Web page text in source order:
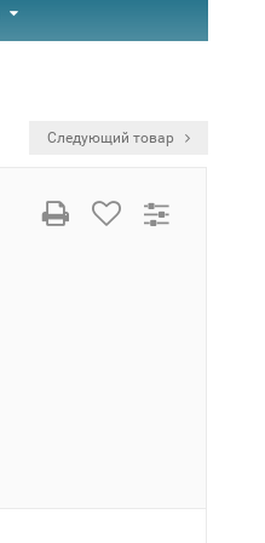
Следующий товар